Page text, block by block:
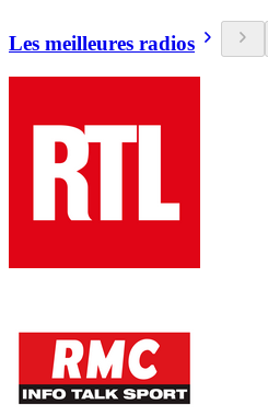
Les meilleures radios